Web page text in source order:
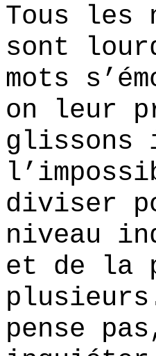
Tous
sont
mots
on leur
glissons
diviser
niveau
et de la
pense